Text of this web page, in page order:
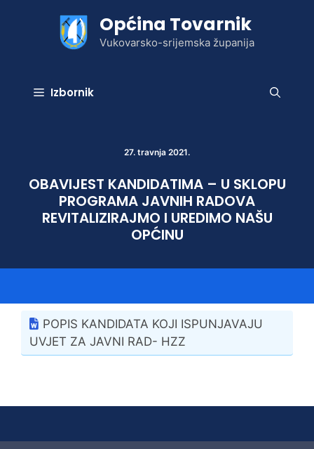
Općina Tovarnik
Vukovarsko-srijemska županija
Izbornik
27. travnja 2021.
OBAVIJEST KANDIDATIMA – U SKLOPU
PROGRAMA JAVNIH RADOVA
REVITALIZIRAJMO I UREDIMO NAŠU
OPĆINU
POPIS KANDIDATA KOJI ISPUNJAVAJU
UVJET ZA JAVNI RAD- HZZ